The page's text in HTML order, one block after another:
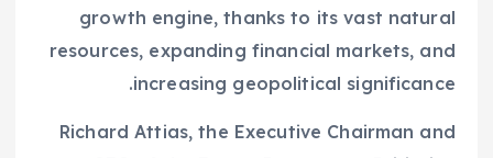
growth engine, thanks to its vast natural
resources, expanding financial markets, and
increasing geopolitical significance.
Richard Attias, the Executive Chairman and